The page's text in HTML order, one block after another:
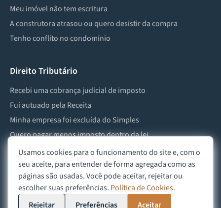
Meu imóvel não tem escritura
A construtora atrasou ou quero desistir da compra
Tenho conflito no condomínio
Direito Tributário
Recebi uma cobrança judicial de imposto
Fui autuado pela Receita
Minha empresa foi excluída do Simples
Quero pagar menos imposto dentro da lei
Preciso lidar com imposto de herança ou doação
2026Advocacia Custódio
Política de Privacidade Política de Cookies Aviso Legal
Usamos cookies para o funcionamento do site e, com o
seu aceite, para entender de forma agregada como as
páginas são usadas. Você pode aceitar, rejeitar ou
escolher suas preferências. Política de Cookies.
Rejeitar
Preferências Aceitar